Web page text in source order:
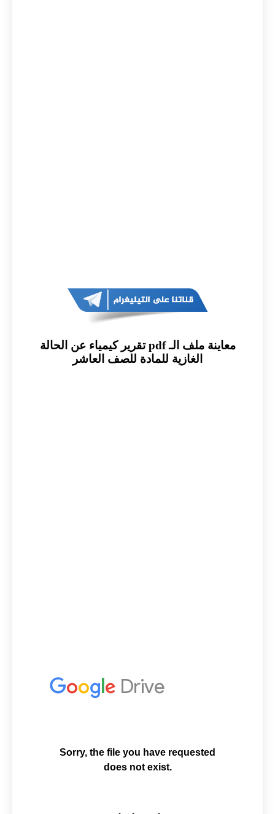
معاينة ملف الـ pdf تقرير كيمياء عن الحالة
الغازية للمادة للصف العاشر